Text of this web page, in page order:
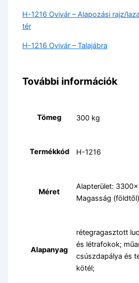
H-1216 Ovivár – Alapozási rajz/
tér
H-1216 Ovivár – Talajábra
További információk
Tömeg 300 kg
Termékkód H-1216
Méret
Alapterület:
Magasság
Alapanyag
rétegragasztott
és létrafokok;
csúszdapálya és
kötél;